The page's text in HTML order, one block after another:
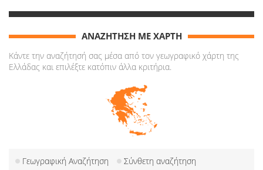
ΑΝΑΖΗΤΗΣΗ ΜΕ ΧΑΡΤΗ
Κάντε την αναζήτησή σας μέσα από τον γεωγραφικό χάρτη της
Ελλάδας και επιλέξτε κατόπιν άλλα κριτήρια.
Γεωγραφική Αναζήτηση
Σύνθετη αναζήτηση